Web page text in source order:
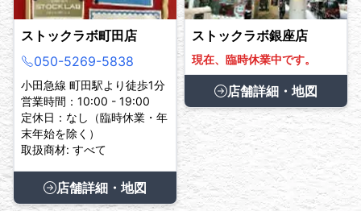
ストックラボ町田店
050-5269-5838
小田急線 町田駅より徒歩1分
営業時間：10:00 - 19:00
定休日：なし（臨時休業・年
末年始を除く）
取扱商材: すべて
店舗詳細・地図
ストックラボ銀座店
現在、臨時休業中です。
店舗詳細・地図